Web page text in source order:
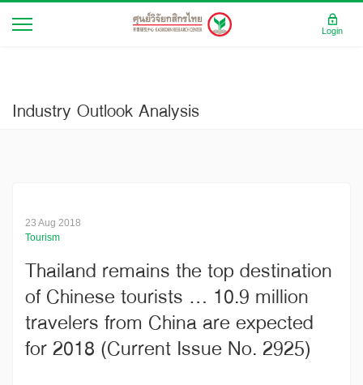
Industry Outlook Analysis
23 Aug 2018
Tourism
Thailand remains the top destination
of Chinese tourists … 10.9 million
travelers from China are expected
for 2018 (Current Issue No. 2925)
Login